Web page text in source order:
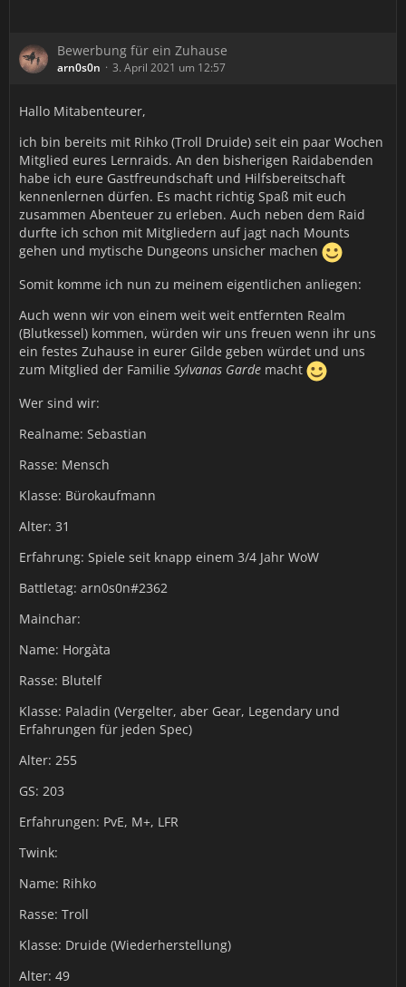
Bewerbung für ein Zuhause
arn0s0n 3. April 2021 um 12:57
Hallo Mitabenteurer,
ich bin bereits mit Rihko (Troll Druide) seit ein paar Wochen
Mitglied eures Lernraids. An den bisherigen Raidabenden
habe ich eure Gastfreundschaft und Hilfsbereitschaft
kennenlernen dürfen. Es macht richtig Spaß mit euch
zusammen Abenteuer zu erleben. Auch neben dem Raid
durfte ich schon mit Mitgliedern auf jagt nach Mounts
gehen und mytische Dungeons unsicher machen
Somit komme ich nun zu meinem eigentlichen anliegen:
Auch wenn wir von einem weit weit entfernten Realm
(Blutkessel) kommen, würden wir uns freuen wenn ihr uns
ein festes Zuhause in eurer Gilde geben würdet und uns
zum Mitglied der Familie Sylvanas Garde macht
Wer sind wir:
Realname: Sebastian
Rasse: Mensch
Klasse: Bürokaufmann
Alter: 31
Erfahrung: Spiele seit knapp einem 3/4 Jahr WoW
Battletag: arn0s0n#2362
Mainchar:
Name: Horgàta
Rasse: Blutelf
Klasse: Paladin (Vergelter, aber Gear, Legendary und
Erfahrungen für jeden Spec)
Alter: 255
GS: 203
Erfahrungen: PvE, M+, LFR
Twink:
Name: Rihko
Rasse: Troll
Klasse: Druide (Wiederherstellung)
Alter: 49